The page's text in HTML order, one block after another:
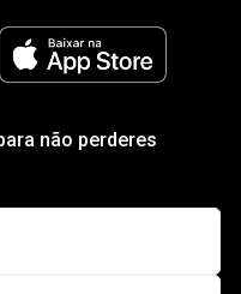
não perderes